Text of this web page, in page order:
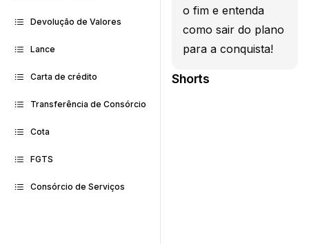
Devolução de Valores
Lance
Carta de crédito
Transferência de Consórcio
Cota
FGTS
Consórcio de Serviços
o fim e entenda
como sair do plano
para a conquista!
Shorts